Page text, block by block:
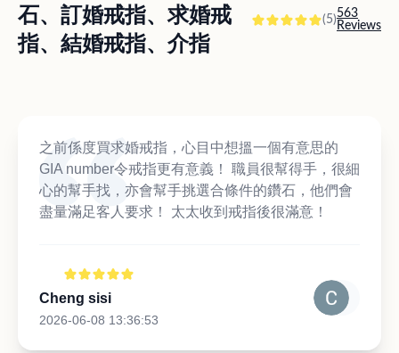
石、訂婚戒指、求婚戒
指、結婚戒指、介指
(5)563
Reviews
之前係度買求婚戒指，心目中想搵一個有意思的
GIA number令戒指更有意義！ 職員很幫得手，很細
心的幫手找，亦會幫手挑選合條件的鑽石，他們會
盡量滿足客人要求！ 太太收到戒指後很滿意！
Cheng sisi
2026-06-08 13:36:53